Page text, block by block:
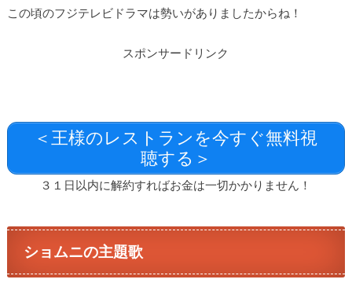
この頃のフジテレビドラマは勢いがありましたからね！
スポンサードリンク
＜王様のレストランを今すぐ無料視
聴する＞
３１日以内に解約すればお金は一切かかりません！
ショムニの主題歌